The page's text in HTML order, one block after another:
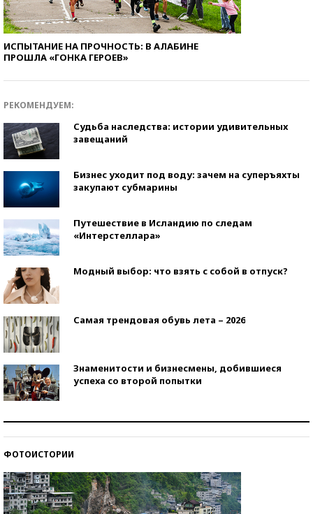
ИСПЫТАНИЕ НА ПРОЧНОСТЬ: В АЛАБИНЕ
ПРОШЛА «ГОНКА ГЕРОЕВ»
РЕКОМЕНДУЕМ:
Судьба наследства: истории удивительных
завещаний
Бизнес уходит под воду: зачем на суперъяхты
закупают субмарины
Путешествие в Исландию по следам
«Интерстеллара»
Модный выбор: что взять с собой в отпуск?
Самая трендовая обувь лета – 2026
Знаменитости и бизнесмены, добившиеся
успеха со второй попытки
ФОТОИСТОРИИ